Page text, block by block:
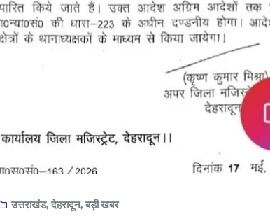
उत्तराखंड, देहरादून, बड़ी खबर